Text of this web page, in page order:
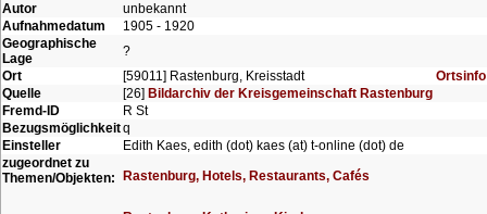
Autor
unbekannt
Aufnahmedatum
1905 - 1920
Geographische
Lage
?
Ort
[59011] Rastenburg, Kreisstadt
Ortsinfo
Quelle
[26] Bildarchiv der Kreisgemeinschaft Rastenburg
Fremd-ID
R St
Bezugsmöglichkeitq
Einsteller
Edith Kaes, edith (dot) kaes (at) t-online (dot) de
zugeordnet zu
Themen/Objekten:
Rastenburg, Hotels, Restaurants, Cafés